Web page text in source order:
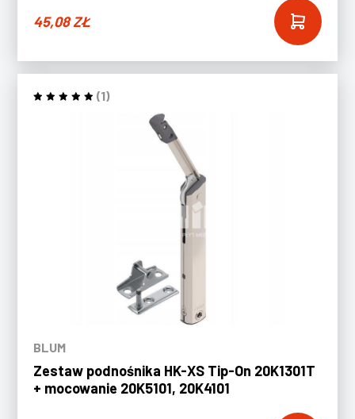
45,08ZŁ
(1)
BLUM
Zestaw podnośnika HK-XS Tip-On 20K1301T
+ mocowanie 20K5101, 20K4101